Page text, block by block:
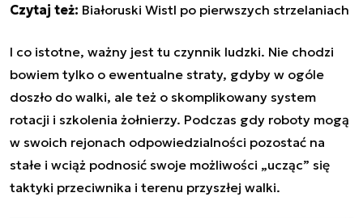
Czytaj też: Białoruski Wistl po pierwszych strzelaniach
I co istotne, ważny jest tu czynnik ludzki. Nie chodzi
bowiem tylko o ewentualne straty, gdyby w ogóle
doszło do walki, ale też o skomplikowany system
rotacji i szkolenia żołnierzy. Podczas gdy roboty mogą
w swoich rejonach odpowiedzialności pozostać na
stałe i wciąż podnosić swoje możliwości „ucząc” się
taktyki przeciwnika i terenu przyszłej walki.